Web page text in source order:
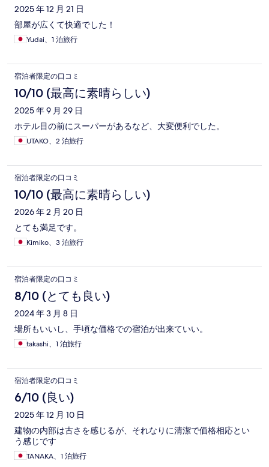
2025 年 12 月 21 日
部屋が広くて快適でした！
Yudai、1 泊旅行
宿泊者限定の口コミ
10/10 (最高に素晴らしい)
2025 年 9 月 29 日
ホテル目の前にスーパーがあるなど、大変便利でした。
UTAKO、2 泊旅行
宿泊者限定の口コミ
10/10 (最高に素晴らしい)
2026 年 2 月 20 日
とても満足です。
Kimiko、3 泊旅行
宿泊者限定の口コミ
8/10 (とても良い)
2024 年 3 月 8 日
場所もいいし、手頃な価格での宿泊が出来ていい。
takashi、1 泊旅行
宿泊者限定の口コミ
6/10 (良い)
2025 年 12 月 10 日
建物の内部は古さを感じるが、それなりに清潔で価格相応とい
う感じです
TANAKA、1 泊旅行